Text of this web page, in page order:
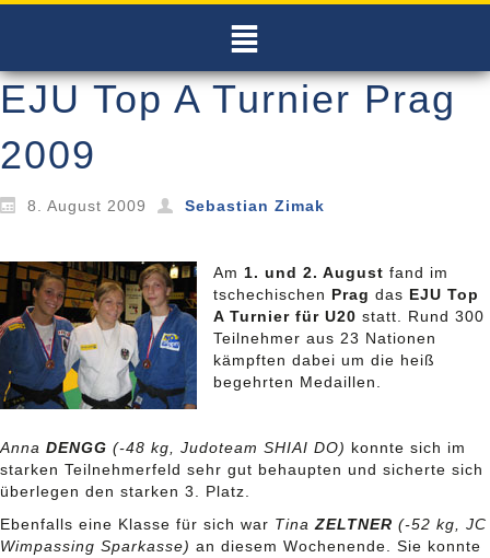
EJU Top A Turnier Prag
2009
8. August 2009 Sebastian Zimak
Am 1. und 2. August fand im
tschechischen Prag das EJU Top
A Turnier für U20 statt. Rund 300
Teilnehmer aus 23 Nationen
kämpften dabei um die heiß
begehrten Medaillen.
Anna DENGG (-48 kg, Judoteam SHIAI DO) konnte sich im
starken Teilnehmerfeld sehr gut behaupten und sicherte sich
überlegen den starken 3. Platz.
Ebenfalls eine Klasse für sich war Tina ZELTNER (-52 kg, JC
Wimpassing Sparkasse) an diesem Wochenende. Sie konnte